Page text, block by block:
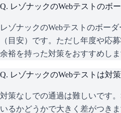
Q. レゾナックのWebテストのボ
レゾナックのWebテストのボー
（目安）です。ただし年度や応
余裕を持った対策をおすすめしま
Q. レゾナックのWebテストは対
対策なしでの通過は難しいです
いるかどうかで大きく差がつき